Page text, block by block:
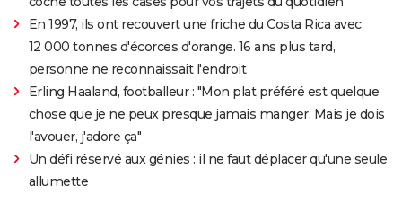
En 1997, ils ont recouvert une friche du Costa Rica avec
12 000 tonnes d'écorces d'orange. 16 ans plus tard,
personne ne reconnaissait l'endroit
Erling Haaland, footballeur : "Mon plat préféré est quelque
chose que je ne peux presque jamais manger. Mais je dois
l'avouer, j'adore ça"
Un défi réservé aux génies : il ne faut déplacer qu'une seule
allumette